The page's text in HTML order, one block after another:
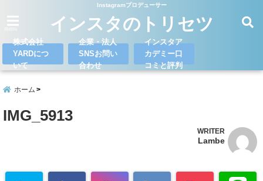
Instagramプロデューサー
インスタのトリセツ
株式会社
YARDにつ
いて
企業・法人
SNSお問い
合わせ
インスタア
カデミー口
コミと評判
ホーム
IMG_5913
WRITER
Lambe